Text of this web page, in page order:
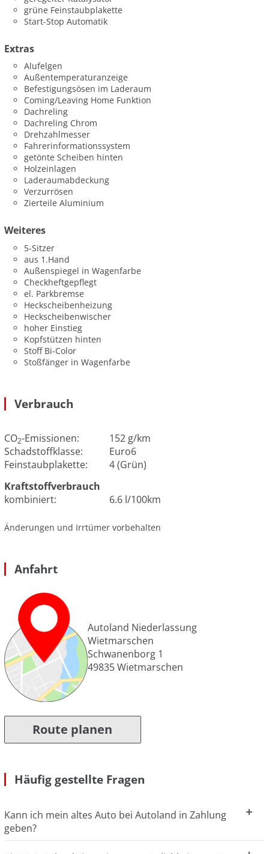
grüne Feinstaubplakette
Start-Stop Automatik
Extras
Alufelgen
Außentemperaturanzeige
Befestigungsösen im Laderaum
Coming/Leaving Home Funktion
Dachreling
Dachreling Chrom
Drehzahlmesser
Fahrerinformationssystem
getönte Scheiben hinten
Holzeinlagen
Laderaumabdeckung
Verzurrösen
Zierteile Aluminium
Weiteres
5-Sitzer
aus 1.Hand
Außenspiegel in Wagenfarbe
Checkheftgepflegt
el. Parkbremse
Heckscheibenheizung
Heckscheibenwischer
hoher Einstieg
Kopfstützen hinten
Stoff Bi-Color
Stoßfänger in Wagenfarbe
Verbrauch
CO2-Emissionen:
152 g/km
Schadstoffklasse:
Euro6
Feinstaubplakette:
4 (Grün)
Kraftstoffverbrauch
kombiniert:
6.6 l/100km
Änderungen und Irrtümer vorbehalten
Anfahrt
Autoland Niederlassung
Wietmarschen
Schwanenborg 1
49835Wietmarschen
Route planen
Häufig gestellte Fragen
Kann ich mein altes Auto bei Autoland in Zahlung
geben?